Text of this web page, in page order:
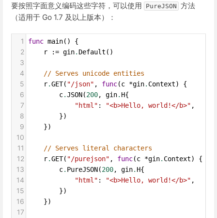
要按照字面意义编码这些字符，可以使用
PureJSON 方法
（适用于 Go 1.7 及以上版本）：
1 func main() {
2 r := gin. Default ()
3
4
// Serves unicode entities
5 r.GET( "/json" , func(c *gin. Context) {
6 c.JSON(200, gin. H{
7 "html" : "<b>Hello, world!</b>" ,
8
        })
9
    })
10
11
// Serves literal characters
12 r.GET( "/purejson" , func(c *gin. Context) {
13 c. PureJSON(200, gin. H{
14 "html" : "<b>Hello, world!</b>" ,
15
        })
16
    })
17